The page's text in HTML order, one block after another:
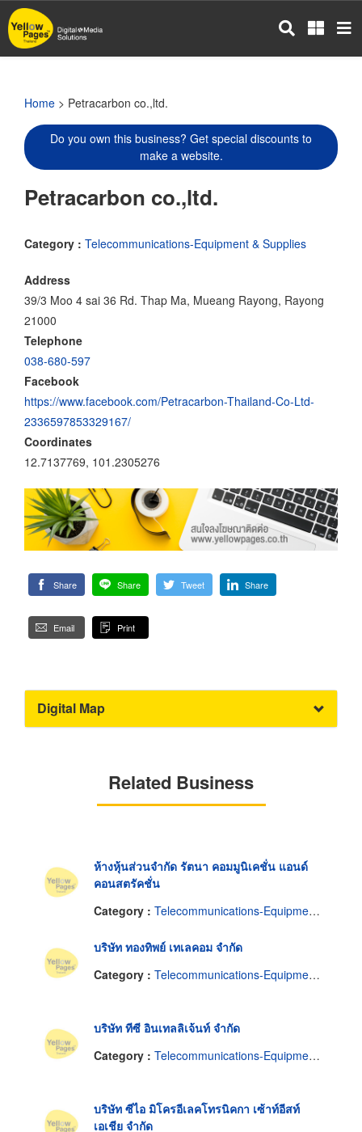
Skip
to
main
Home > Petracarbon co.,ltd.
Do you own this business? Get special discounts to
make a website.
Petracarbon co.,ltd.
Category : Telecommunications-Equipment & Supplies
Address
39/3 Moo 4 sai 36 Rd. Thap Ma, Mueang Rayong, Rayong
21000
Telephone
038-680-597
Facebook
https://www.facebook.com/Petracarbon-Thailand-Co-Ltd-
2336597853329167/
Coordinates
12.7137769, 101.2305276
Share Share Tweet Share
Email Print
Digital Map
Related Business
ห้างหุ้นส่วนจำกัด รัตนา คอมมูนิเคชั่น แอนด์
คอนสตรัคชั่น
Category : Telecommunications-Equipment & Supplies
บริษัท ทองทิพย์ เทเลคอม จำกัด
Category : Telecommunications-Equipment & Supplies
บริษัท ทีซี อินเทลลิเจ้นท์ จำกัด
Category : Telecommunications-Equipment & Supplies
บริษัท ซีไอ มิโครอีเลคโทรนิคกา เซ้าท์อีสท์
เอเชีย จำกัด